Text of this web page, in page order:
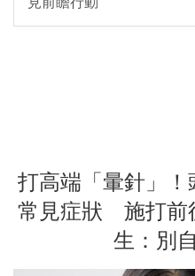
打高端「暈針」
常見症狀 施打
生：別